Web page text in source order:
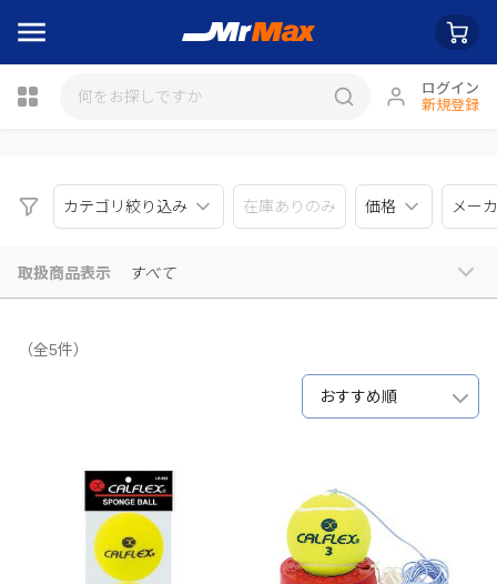
ログイン
新規登録
カテゴリ絞り込み 在庫ありのみ 価格 メー
取扱商品表示 すべて
（全5件）
おすすめ順